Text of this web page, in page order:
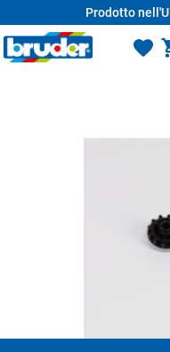
Prodotto